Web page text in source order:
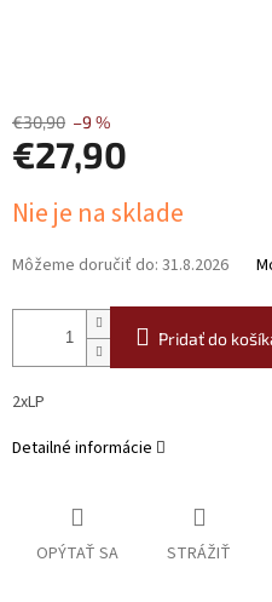
€30,90 –9 %
€27,90
cena:
Nie je na sklade
Môžeme doručiť do: 31.8.2026
Pridať do
2xLP
Detailné informácie
OPÝTAŤ SA STRÁŽIŤ